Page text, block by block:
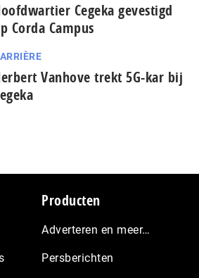
Cegeka gevestigd
Corda Campus
Vanhove trekt 5G-kar bij
Producten
Adverteren en meer…
Persberichten